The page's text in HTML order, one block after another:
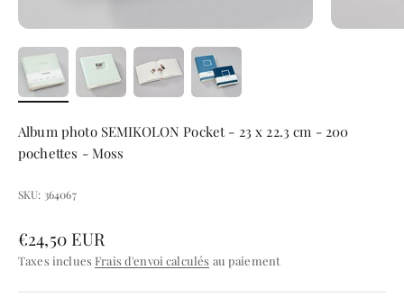
Album photo SEMIKOLON Pocket - 23 x 22.3 cm - 200
pochettes - Moss
SKU: 364067
Prix de vente
€24,50 EUR
Taxes inclues Frais d'envoi calculés au paiement